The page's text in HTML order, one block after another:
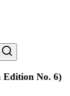
Edition No. 6)